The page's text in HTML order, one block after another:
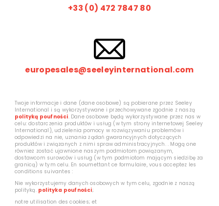
+33 (0) 472 7847 80
europesales@seeleyinternational.com
Twoje informacje i dane (dane osobowe) są pobierane przez Seeley
International i są wykorzystywane i przechowywane zgodnie z naszą
polityką poufności. Dane osobowe będą wykorzystywane przez nas w
celu: dostarczenia produktów i usług (w tym strony internetowej Seeley
International), udzielenia pomocy w rozwiązywaniu problemów i
odpowiedzi na nie, uznania żądań gwarancyjnych dotyczących
produktów i związanych z nimi spraw administracyjnych. . Mogą one
również zostać ujawnione naszym podmiotom powiązanym,
dostawcom surowców i usług (w tym podmiotom mającym siedzibę za
granicą) w tym celu. En soumettant ce formulaire, vous acceptez les
conditions suivantes :
Nie wykorzystujemy danych osobowych w tym celu, zgodnie z naszą
polityką. polityka poufności;
notre utilisation des cookies; et